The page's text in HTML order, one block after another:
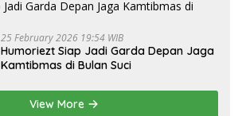
25 February 2026 19:54 WIB
Humoriezt Siap Jadi Garda Depan Jaga
Kamtibmas di Bulan Suci
View More